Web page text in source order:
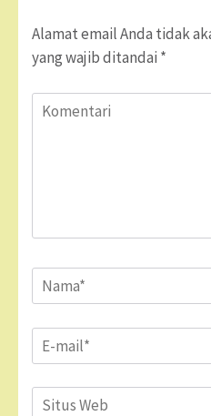
Alamat email Anda tidak
yang wajib ditandai *
Komentari
Name*
Email*
Situs